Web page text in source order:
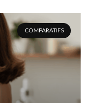
COMPARATIFS